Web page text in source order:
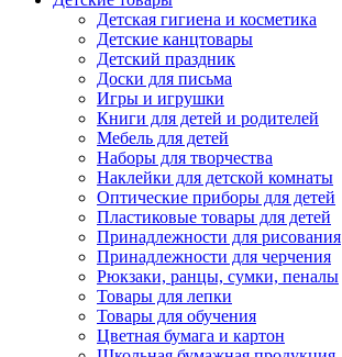
Детская гигиена и косметика
Детские канцтовары
Детский праздник
Доски для письма
Игры и игрушки
Книги для детей и родителей
Мебель для детей
Наборы для творчества
Наклейки для детской комнаты
Оптические приборы для детей
Пластиковые товары для детей
Принадлежности для рисования
Принадлежности для черчения
Рюкзаки, ранцы, сумки, пеналы
Товары для лепки
Товары для обучения
Цветная бумага и картон